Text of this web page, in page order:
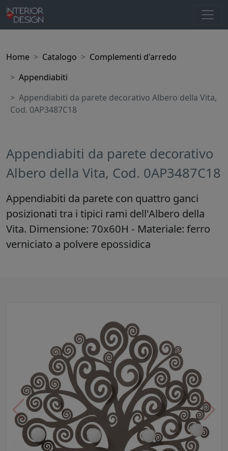
Home Catalogo
Complementi d'arredo
Appendiabiti
Appendiabiti da parete decorativo Albero della Vita,
Cod. 0AP3487C18
Appendiabiti da parete decorativo
Albero della Vita, Cod. 0AP3487C18
Appendiabiti da parete con quattro ganci
posizionati tra i tipici rami dell'Albero della
Vita. Dimensione: 70x60H - Materiale: ferro
verniciato a polvere epossidica